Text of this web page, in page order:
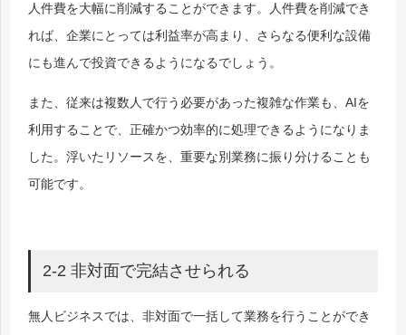
人件費を大幅に削減することができます。人件費を削減でき
れば、企業にとっては利益率が高まり、さらなる便利な設備
にも進んで投資できるようになるでしょう。
また、従来は複数人で行う必要があった複雑な作業も、AIを
利用することで、正確かつ効率的に処理できるようになりま
した。浮いたリソースを、重要な別業務に振り分けることも
可能です。
2-2 非対面で完結させられる
無人ビジネスでは、非対面で一括して業務を行うことができ